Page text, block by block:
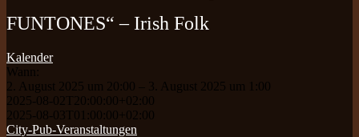
FUNTONES“ – Irish Folk
Kalender
Wann:
2. August 2025 um 20:00 – 3. August 2025 um 1:00
2025-08-02T20:00:00+02:00
2025-08-03T01:00:00+02:00
City-Pub-Veranstaltungen